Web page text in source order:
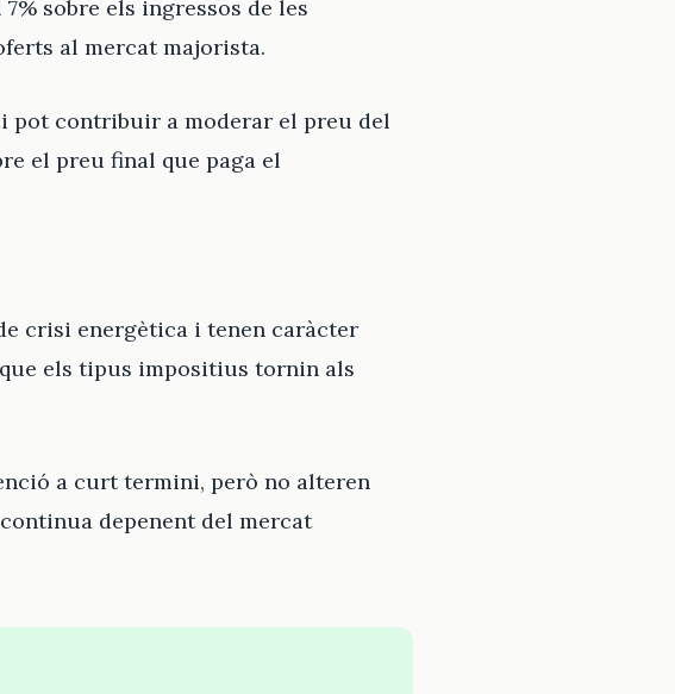
sobre els ingressos de les
al mercat majorista.
pot contribuir a moderar el preu del
el preu final que paga el
crisi energètica i tenen caràcter
els tipus impositius tornin als
a curt termini, però no alteren
depenent del mercat